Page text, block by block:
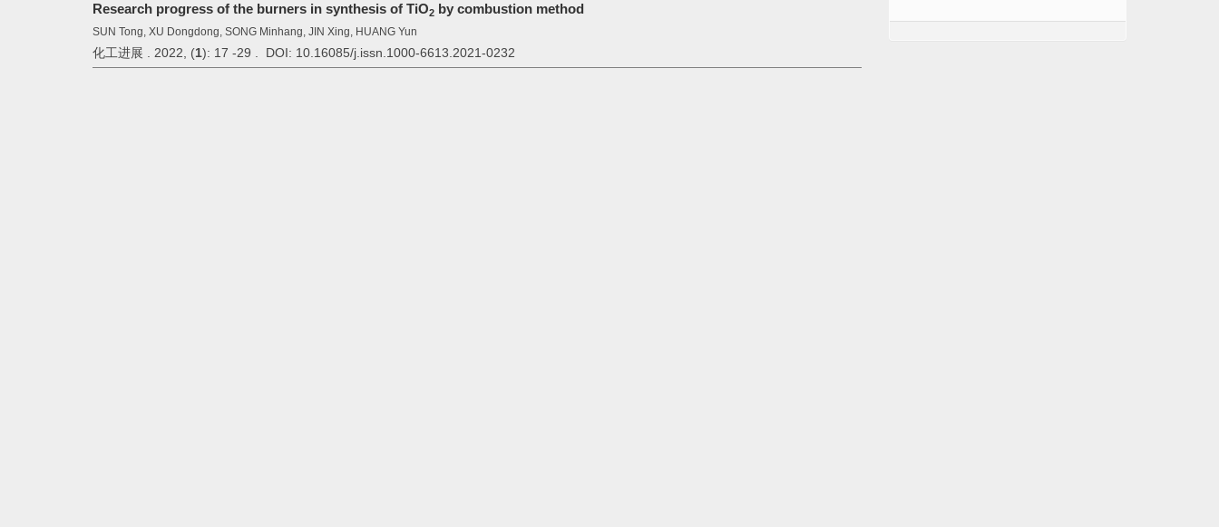
Research progress of the burners in synthesis of TiO2 by combustion method
SUN Tong, XU Dongdong, SONG Minhang, JIN Xing, HUANG Yun
化工进展 . 2022, (1): 17 -29 . DOI: 10.16085/j.issn.1000-6613.2021-0232